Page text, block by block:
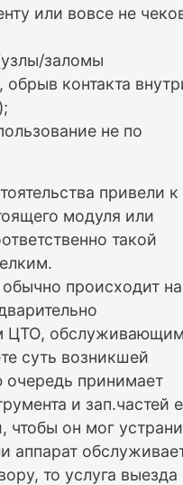
или вовсе не
заломы
обрыв контакта
не по
привели к
модуля или
такой
происходит на
ЦТО,
суть возникшей
принимает
и зап.частей
чтобы он мог
аппарат
то услуга выезда